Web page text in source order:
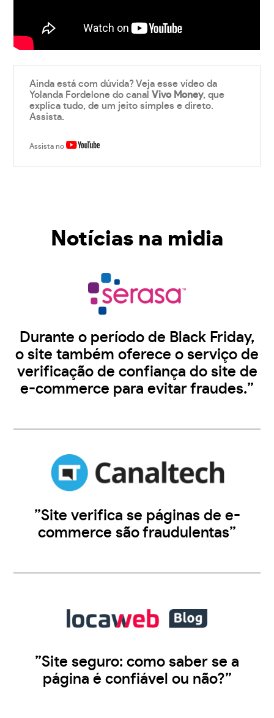
Ainda está com dúvida? Veja esse vídeo da
Yolanda Fordelone do canalVivo Money, que
explica tudo, de um jeito simples e direto.
Assista.
Assista no
Notícias na midia
Durante o período de Black Friday,
o site também oferece o serviço de
verificação de confiança do site de
e-commerce para evitar fraudes.”
”Site verifica se páginas de e-
commerce são fraudulentas”
”Site seguro: como saber se a
página é confiável ou não?”